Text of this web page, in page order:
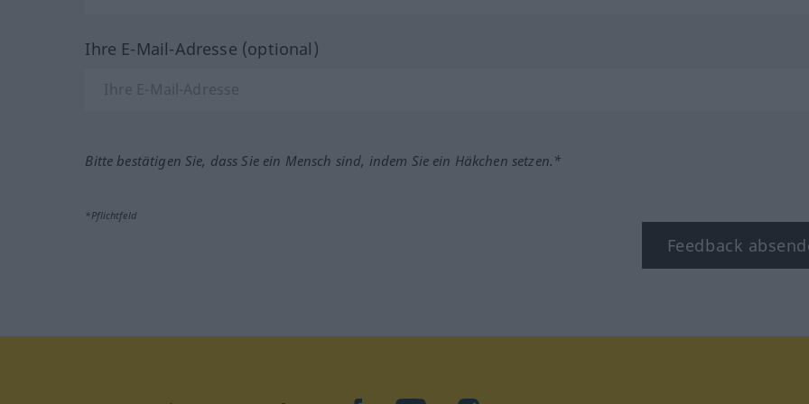
Ihre E-Mail-Adresse (optional)
Bitte bestätigen Sie, dass Sie ein Mensch sind, indem Sie ein Häkchen setzen.*
*Pflichtfeld
Feedback